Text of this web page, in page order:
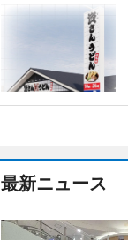
最新ニュース